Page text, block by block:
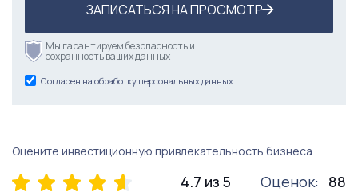
ЗАПИСАТЬСЯ НА ПРОСМОТР
Мы гарантируем безопасность и
сохранность ваших данных
Согласен на обработку персональных данных
Оцените инвестиционную привлекательность бизнеса
4.7 из 5 Оценок: 88